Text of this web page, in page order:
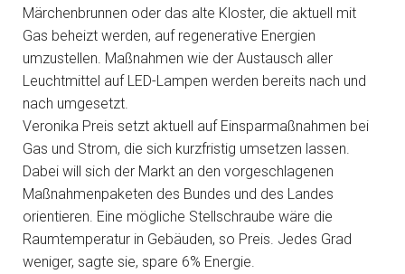
Märchenbrunnen oder das alte Kloster, die aktuell mit
Gas beheizt werden, auf regenerative Energien
umzustellen. Maßnahmen wie der Austausch aller
Leuchtmittel auf LED-Lampen werden bereits nach und
nach umgesetzt.
Veronika Preis setzt aktuell auf Einsparmaßnahmen bei
Gas und Strom, die sich kurzfristig umsetzen lassen.
Dabei will sich der Markt an den vorgeschlagenen
Maßnahmenpaketen des Bundes und des Landes
orientieren. Eine mögliche Stellschraube wäre die
Raumtemperatur in Gebäuden, so Preis. Jedes Grad
weniger, sagte sie, spare 6% Energie.